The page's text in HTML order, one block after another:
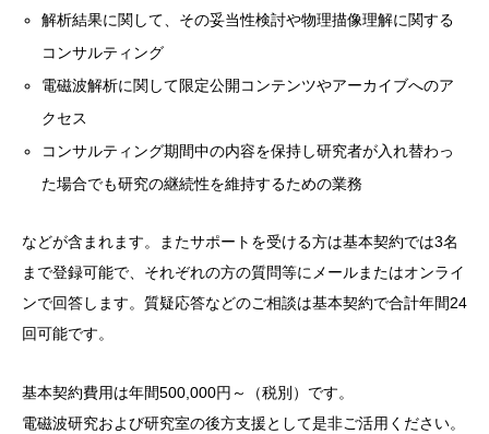
解析結果に関して、その妥当性検討や物理描像理解に関する
コンサルティング
電磁波解析に関して限定公開コンテンツやアーカイブへのア
クセス
コンサルティング期間中の内容を保持し研究者が入れ替わっ
た場合でも研究の継続性を維持するための業務
などが含まれます。またサポートを受ける方は基本契約では3名
まで登録可能で、それぞれの方の質問等にメールまたはオンライ
ンで回答します。質疑応答などのご相談は基本契約で合計年間24
回可能です。
基本契約費用は年間500,000円～（税別）です。
電磁波研究および研究室の後方支援として是非ご活用ください。